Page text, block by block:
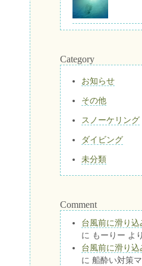
Category
お知らせ
その他
スノーケリング
ダイビング
未分類
Comment
台風前に滑り込
に もーりー より
台風前に滑り込
に 船酔い対策